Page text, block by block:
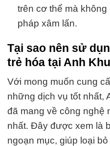
trên cơ thể mà
pháp xâm lấn.
Tại sao nên sử
trẻ hóa tại Anh
Với mong muốn cung
những dịch vụ tốt nhất,
đã mang về công nghệ
nhất. Đây được xem là
ngoạn mục, giúp loại